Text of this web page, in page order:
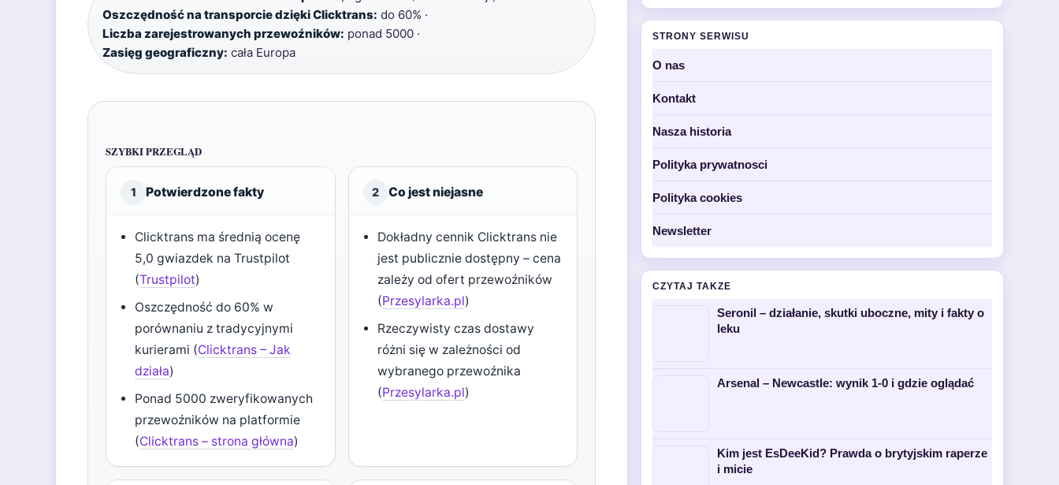
Oszczędność na transporcie dzięki Clicktrans: do 60% ·
Liczba zarejestrowanych przewoźników: ponad 5000 ·
Zasięg geograficzny: cała Europa
SZYBKI PRZEGLĄD
1 Potwierdzone fakty
Clicktrans ma średnią ocenę
5,0 gwiazdek na Trustpilot
(Trustpilot)
Oszczędność do 60% w
porównaniu z tradycyjnymi
kurierami (Clicktrans – Jak
działa)
Ponad 5000 zweryfikowanych
przewoźników na platformie
(Clicktrans – strona główna)
2 Co jest niejasne
Dokładny cennik Clicktrans nie
jest publicznie dostępny – cena
zależy od ofert przewoźników
(Przesylarka.pl)
Rzeczywisty czas dostawy
różni się w zależności od
wybranego przewoźnika
(Przesylarka.pl)
STRONY SERWISU
O nas
Kontakt
Nasza historia
Polityka prywatnosci
Polityka cookies
Newsletter
CZYTAJ TAKZE
Seronil – działanie, skutki uboczne, mity i fakty o
leku
Arsenal – Newcastle: wynik 1-0 i gdzie oglądać
Kim jest EsDeeKid? Prawda o brytyjskim raperze
i micie